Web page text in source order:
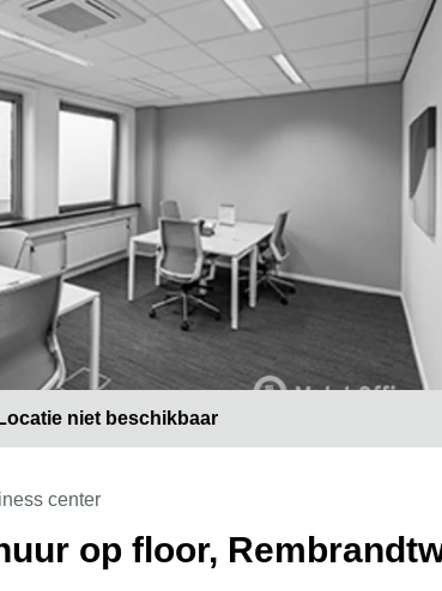
Locatie niet beschikbaar
center
op floor,